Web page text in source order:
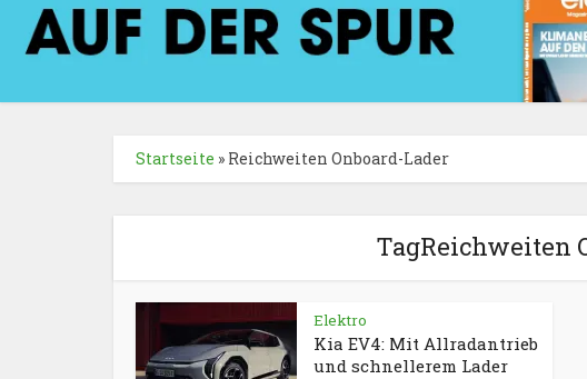
Startseite » Reichweiten Onboard-Lader
TagReichweiten
Elektro
Kia EV4: Mit Allradantrieb
und schnellerem Lader